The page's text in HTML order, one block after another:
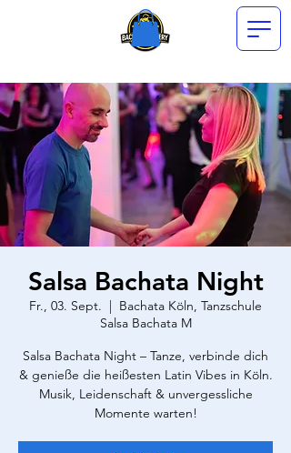
Salsa Bachata Night
Fr., 03. Sept.
  |
Bachata Köln, Tanzschule
Salsa Bachata M
Salsa Bachata Night – Tanze, verbinde dich
& genieße die heißesten Latin Vibes in Köln.
Musik, Leidenschaft & unvergessliche
Momente warten!